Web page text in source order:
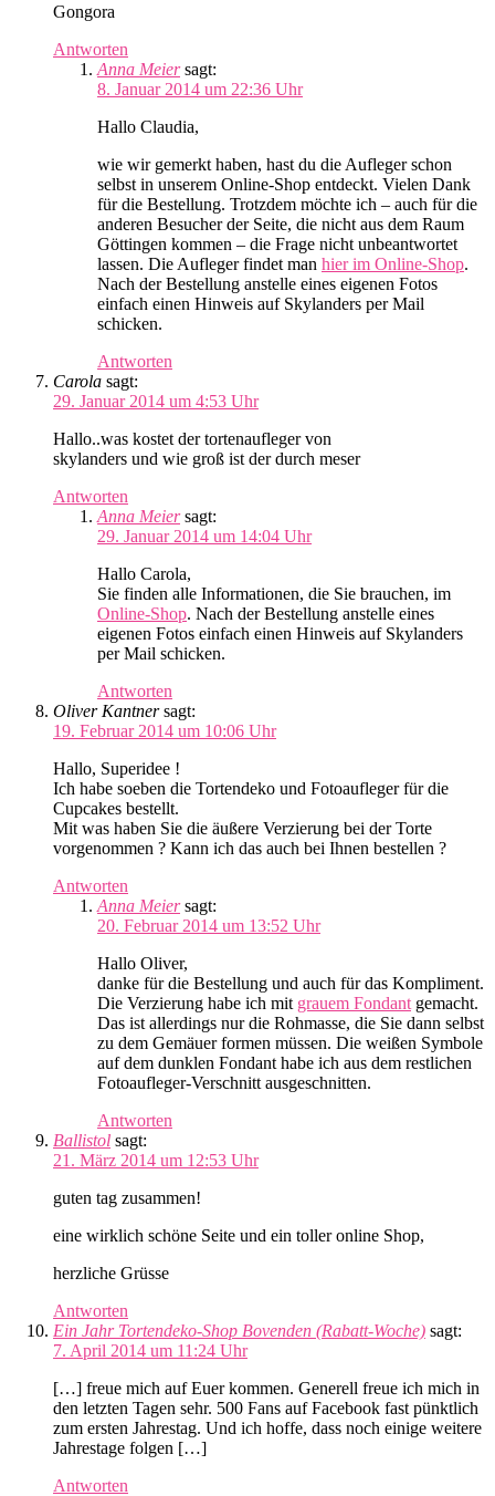
Gongora
Antworten
Anna Meier sagt:
8. Januar 2014 um 22:36 Uhr
Hallo Claudia,
wie wir gemerkt haben, hast du die Aufleger schon
selbst in unserem Online-Shop entdeckt. Vielen Dank
für die Bestellung. Trotzdem möchte ich – auch für die
anderen Besucher der Seite, die nicht aus dem Raum
Göttingen kommen – die Frage nicht unbeantwortet
lassen. Die Aufleger findet man hier im Online-Shop.
Nach der Bestellung anstelle eines eigenen Fotos
einfach einen Hinweis auf Skylanders per Mail
schicken.
Antworten
Carola sagt:
29. Januar 2014 um 4:53 Uhr
Hallo..was kostet der tortenaufleger von
skylanders und wie groß ist der durch meser
Antworten
Anna Meier sagt:
29. Januar 2014 um 14:04 Uhr
Hallo Carola,
Sie finden alle Informationen, die Sie brauchen, im
Online-Shop. Nach der Bestellung anstelle eines
eigenen Fotos einfach einen Hinweis auf Skylanders
per Mail schicken.
Antworten
Oliver Kantner sagt:
19. Februar 2014 um 10:06 Uhr
Hallo, Superidee !
Ich habe soeben die Tortendeko und Fotoaufleger für die
Cupcakes bestellt.
Mit was haben Sie die äußere Verzierung bei der Torte
vorgenommen ? Kann ich das auch bei Ihnen bestellen ?
Antworten
Anna Meier sagt:
20. Februar 2014 um 13:52 Uhr
Hallo Oliver,
danke für die Bestellung und auch für das Kompliment.
Die Verzierung habe ich mit grauem Fondant gemacht.
Das ist allerdings nur die Rohmasse, die Sie dann selbst
zu dem Gemäuer formen müssen. Die weißen Symbole
auf dem dunklen Fondant habe ich aus dem restlichen
Fotoaufleger-Verschnitt ausgeschnitten.
Antworten
Ballistol sagt:
21. März 2014 um 12:53 Uhr
guten tag zusammen!
eine wirklich schöne Seite und ein toller online Shop,
herzliche Grüsse
Antworten
Ein Jahr Tortendeko-Shop Bovenden (Rabatt-Woche) sagt:
7. April 2014 um 11:24 Uhr
[…] freue mich auf Euer kommen. Generell freue ich mich in
den letzten Tagen sehr. 500 Fans auf Facebook fast pünktlich
zum ersten Jahrestag. Und ich hoffe, dass noch einige weitere
Jahrestage folgen […]
Antworten